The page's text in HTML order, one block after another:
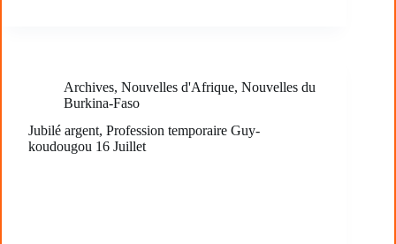
Archives, Nouvelles d'Afrique, Nouvelles du
Burkina-Faso
Jubilé argent, Profession temporaire Guy-
koudougou 16 Juillet